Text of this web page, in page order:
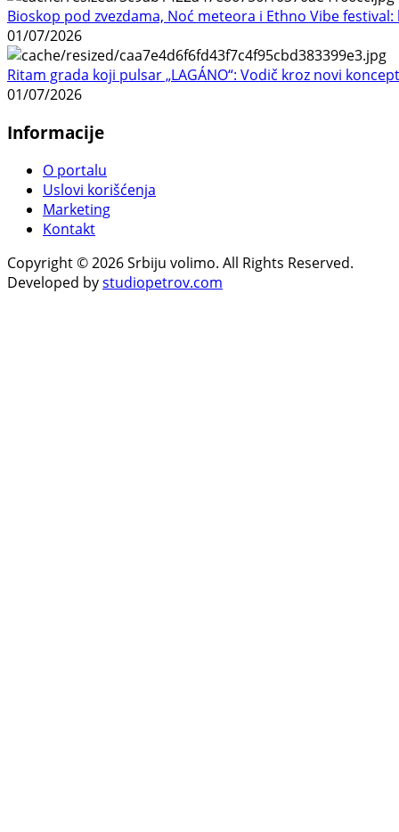
Bioskop pod zvezdama, Noć meteora i Ethno Vibe
01/07/2026
Ritam grada koji pulsar „LAGÁNO“: Vodič kroz novi
01/07/2026
Informacije
O portalu
Uslovi korišćenja
Marketing
Kontakt
Copyright © 2026 Srbiju volimo. All Rights Reserved.
Developed bystudiopetrov.com